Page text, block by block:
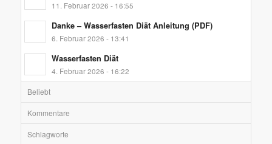
11. Februar 2026 - 16:55
Danke – Wasserfasten Diät Anleitung (PDF)
6. Februar 2026 - 13:41
Wasserfasten Diät
4. Februar 2026 - 16:22
Beliebt
Kommentare
Schlagworte